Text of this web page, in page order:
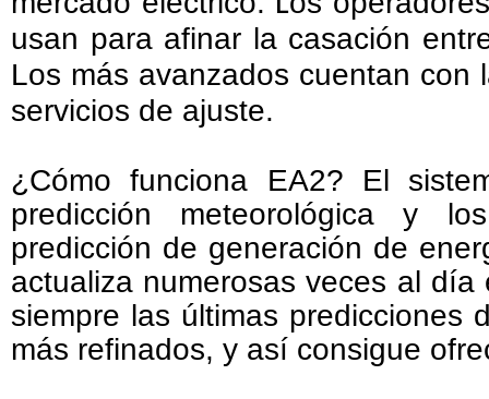
usan para afinar la casación
Los más avanzados cuentan con
servicios de ajuste.
¿Cómo funciona EA2? El
predicción meteorológica y
predicción de generación de
actualiza numerosas veces al día
siempre las últimas predicciones
más refinados, y así consigue